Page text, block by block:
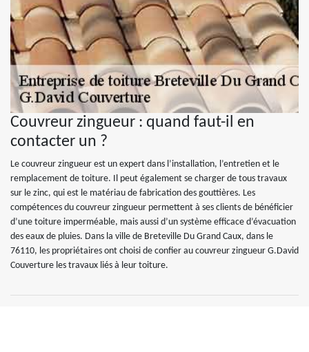
Couvreur zingueur : quand faut-il en
contacter un ?
Le couvreur zingueur est un expert dans l’installation, l’entretien et le
remplacement de toiture. Il peut également se charger de tous travaux
sur le zinc, qui est le matériau de fabrication des gouttières. Les
compétences du couvreur zingueur permettent à ses clients de bénéficier
d’une toiture imperméable, mais aussi d’un système efficace d’évacuation
des eaux de pluies. Dans la ville de Breteville Du Grand Caux, dans le
76110, les propriétaires ont choisi de confier au couvreur zingueur G.David
Couverture les travaux liés à leur toiture.